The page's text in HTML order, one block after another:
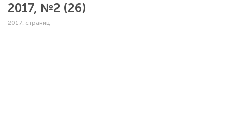
2017, №2 (26)
2017, страниц